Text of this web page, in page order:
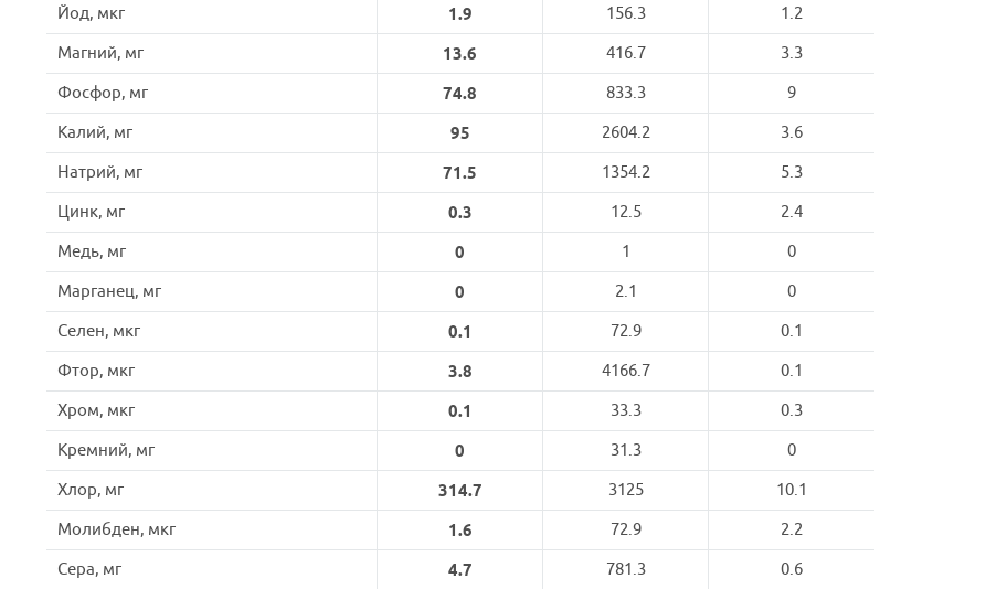
Йод, мкг
1.9 156.3
1.2
Магний, мг
13.6 416.7
3.3
Фосфор, мг
74.8 833.3
9
Калий, мг
95 2604.2
3.6
Натрий, мг
71.5 1354.2
5.3
Цинк, мг
0.3 12.5
2.4
Медь, мг
0 1
0
Марганец, мг
0 2.1
0
Селен, мкг
0.1 72.9
0.1
Фтор, мкг
3.8 4166.7
0.1
Хром, мкг
0.1 33.3
0.3
Кремний, мг
0 31.3
0
Хлор, мг
314.7 3125
10.1
Молибден, мкг
1.6 72.9
2.2
Сера, мг
4.7 781.3 0.6